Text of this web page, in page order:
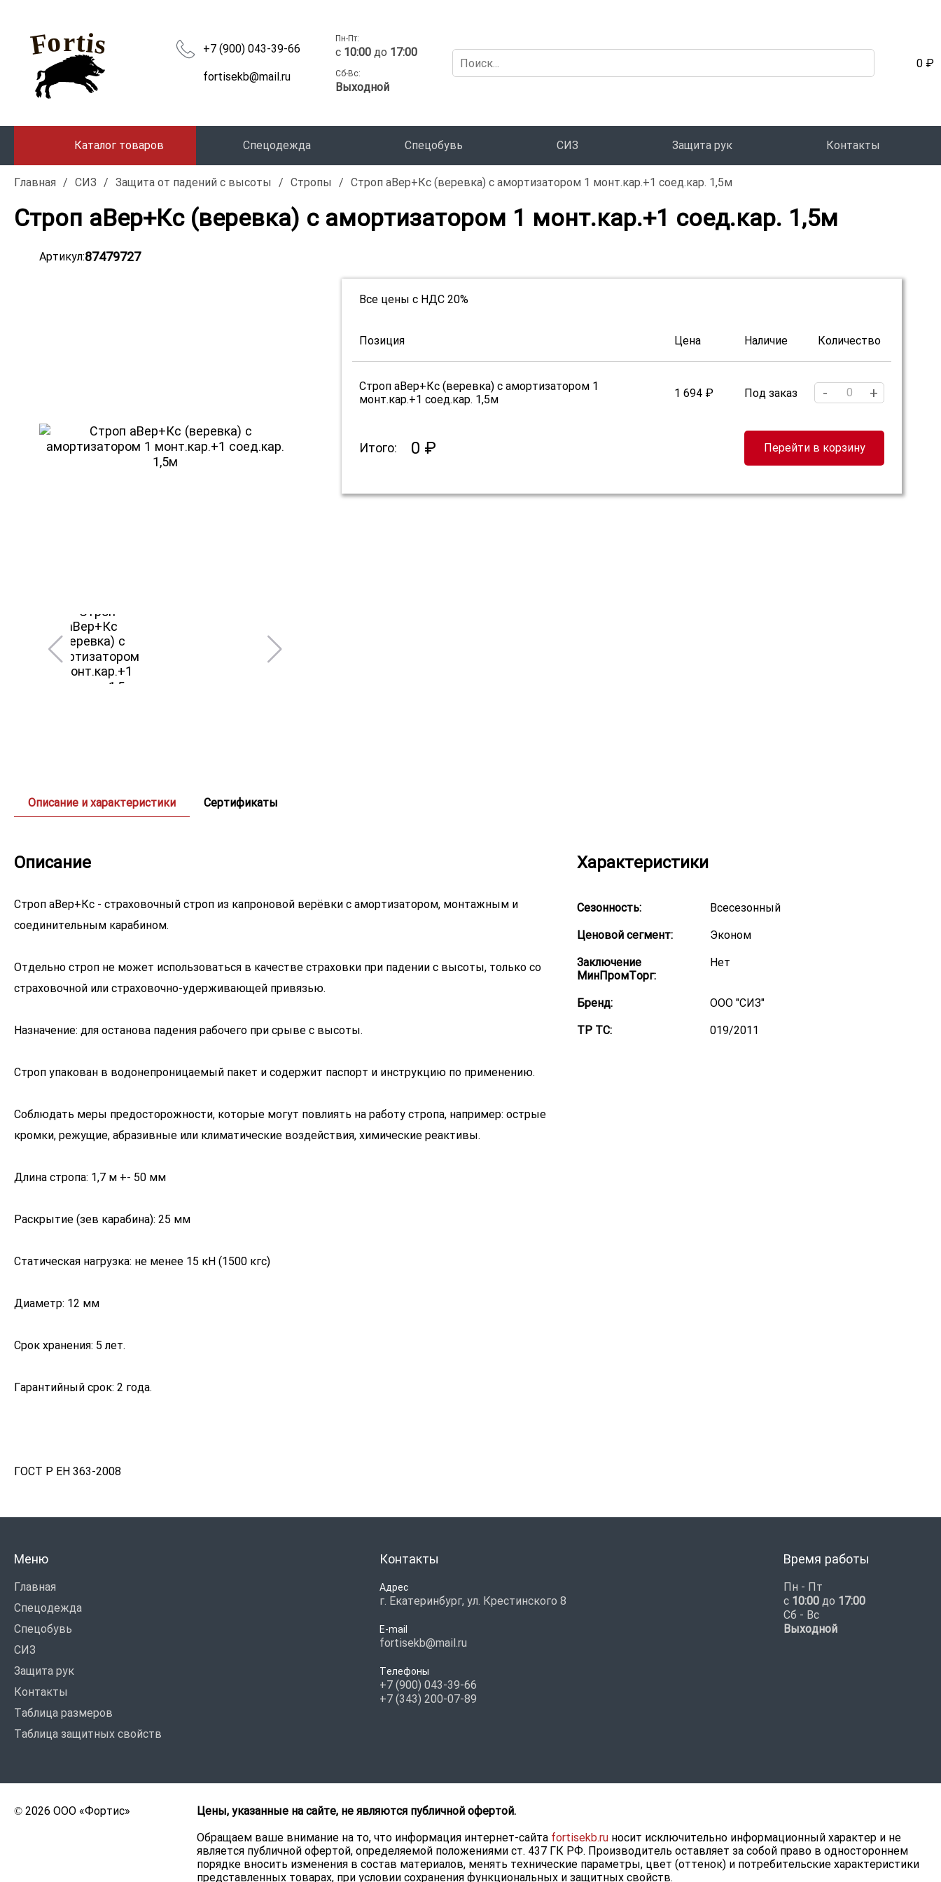
+7 (900) 043-39-66
fortisekb@mail.ru
Пн-Пт:
c 10:00 до 17:00
Сб-Вс:
Выходной
0 ₽
Каталог товаров Спецодежда Спецобувь СИЗ Защита рук Контакты
Главная / СИЗ / Защита от падений с высоты / Стропы / Строп аВер+Кс (веревка) с амортизатором 1 монт.кар.+1 соед.кар. 1,5м
Строп аВер+Кс (веревка) с амортизатором 1 монт.кар.+1 соед.кар. 1,5м
Артикул:87479727
Все цены с НДС 20%
Позиция Цена Наличие Количество
Строп аВер+Кс (веревка) с амортизатором 1
монт.кар.+1 соед.кар. 1,5м
1 694 ₽ Под заказ - +
Итого: 0 ₽ Перейти в корзину
Описание и характеристики Сертификаты
Описание
Строп аВер+Кс - страховочный строп из капроновой верёвки с амортизатором, монтажным и
соединительным карабином.
Отдельно строп не может использоваться в качестве страховки при падении с высоты, только со
страховочной или страховочно-удерживающей привязью.
Назначение: для останова падения рабочего при срыве с высоты.
Строп упакован в водонепроницаемый пакет и содержит паспорт и инструкцию по применению.
Соблюдать меры предосторожности, которые могут повлиять на работу стропа, например: острые
кромки, режущие, абразивные или климатические воздействия, химические реактивы.
Длина стропа: 1,7 м +- 50 мм
Раскрытие (зев карабина): 25 мм
Статическая нагрузка: не менее 15 кН (1500 кгс)
Диаметр: 12 мм
Срок хранения: 5 лет.
Гарантийный срок: 2 года.
ГОСТ Р ЕН 363-2008
Характеристики
Сезонность: Всесезонный
Ценовой сегмент: Эконом
Заключение
МинПромТорг:
Нет
Бренд: ООО "СИЗ"
ТР ТС: 019/2011
Меню
Главная
Спецодежда
Спецобувь
СИЗ
Защита рук
Контакты
Таблица размеров
Таблица защитных свойств
Контакты
Адрес
г. Екатеринбург, ул. Крестинского 8
E-mail
fortisekb@mail.ru
Телефоны
+7 (900) 043-39-66
+7 (343) 200-07-89
Время работы
Пн - Пт
с 10:00 до 17:00
Сб - Вс
Выходной
© 2026 ООО «Фортис»
Цены, указанные на сайте, не являются публичной офертой.
Обращаем ваше внимание на то, что информация интернет-сайта fortisekb.ruносит исключительно информационный характер и не
является публичной офертой, определяемой положениями ст. 437 ГК РФ. Производитель оставляет за собой право в одностороннем
порядке вносить изменения в состав материалов, менять технические параметры, цвет (оттенок) и потребительские характеристики
представленных товарах, при условии сохранения функциональных и защитных свойств.